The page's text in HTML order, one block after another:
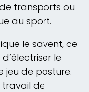
transports ou
au sport.
le savent, ce
le
jeu de posture.
travail de